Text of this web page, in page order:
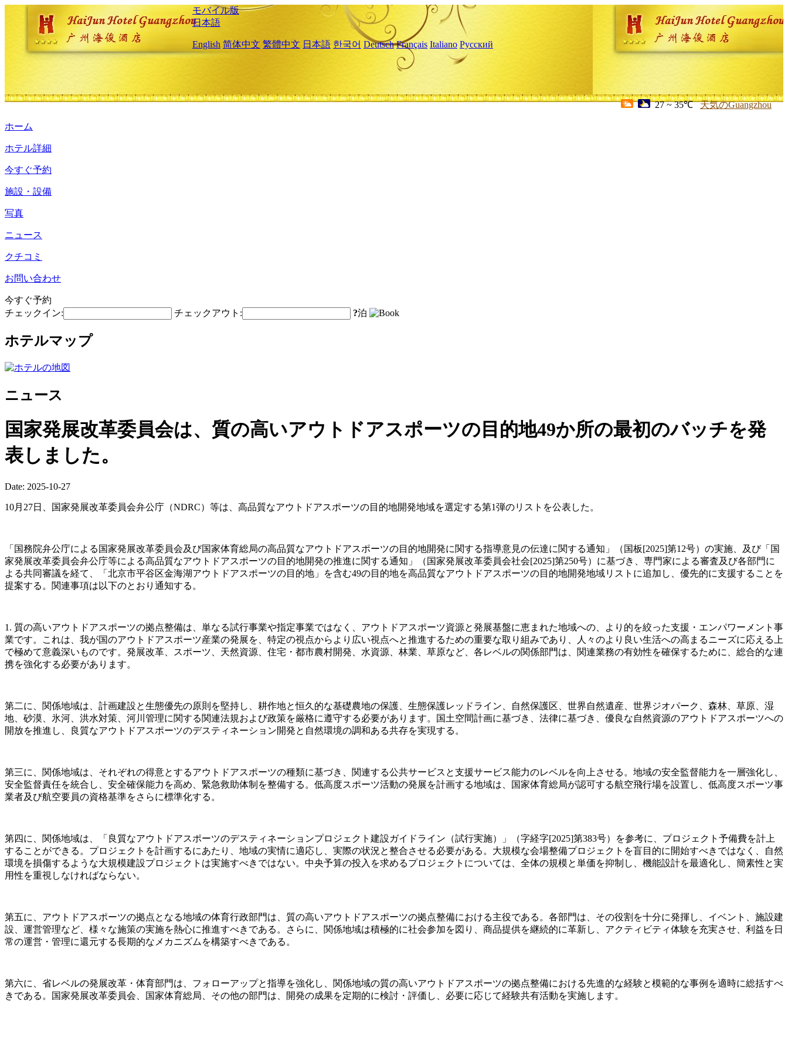
モバイル版
日本語
English 简体中文 繁體中文 日本語 한국어 Deutsch Français Italiano Русский
27 ~ 35℃ 天気のGuangzhou
ホーム
ホテル詳細
今すぐ予約
施設・設備
写真
ニュース
クチコミ
お問い合わせ
今すぐ予約
チェックイン:
チェックアウト: ?泊
ホテルマップ
ニュース
国家発展改革委員会は、質の高いアウトドアスポーツの目的地49か所の最初のバッチを発
表しました。
Date: 2025-10-27
10月27日、国家発展改革委員会弁公庁（NDRC）等は、高品質なアウトドアスポーツの目的地開発地域を選定する第1弾のリストを公表した。
「国務院弁公庁による国家発展改革委員会及び国家体育総局の高品質なアウトドアスポーツの目的地開発に関する指導意見の伝達に関する通知」（国板[2025]第12号）の実施、及び「国
家発展改革委員会弁公庁等による高品質なアウトドアスポーツの目的地開発の推進に関する通知」（国家発展改革委員会社会[2025]第250号）に基づき、専門家による審査及び各部門に
よる共同審議を経て、「北京市平谷区金海湖アウトドアスポーツの目的地」を含む49の目的地を高品質なアウトドアスポーツの目的地開発地域リストに追加し、優先的に支援することを
提案する。関連事項は以下のとおり通知する。
1. 質の高いアウトドアスポーツの拠点整備は、単なる試行事業や指定事業ではなく、アウトドアスポーツ資源と発展基盤に恵まれた地域への、より的を絞った支援・エンパワーメント事
業です。これは、我が国のアウトドアスポーツ産業の発展を、特定の視点からより広い視点へと推進するための重要な取り組みであり、人々のより良い生活への高まるニーズに応える上
で極めて意義深いものです。発展改革、スポーツ、天然資源、住宅・都市農村開発、水資源、林業、草原など、各レベルの関係部門は、関連業務の有効性を確保するために、総合的な連
携を強化する必要があります。
第二に、関係地域は、計画建設と生態優先の原則を堅持し、耕作地と恒久的な基礎農地の保護、生態保護レッドライン、自然保護区、世界自然遺産、世界ジオパーク、森林、草原、湿
地、砂漠、氷河、洪水対策、河川管理に関する関連法規および政策を厳格に遵守する必要があります。国土空間計画に基づき、法律に基づき、優良な自然資源のアウトドアスポーツへの
開放を推進し、良質なアウトドアスポーツのデスティネーション開発と自然環境の調和ある共存を実現する。
第三に、関係地域は、それぞれの得意とするアウトドアスポーツの種類に基づき、関連する公共サービスと支援サービス能力のレベルを向上させる。地域の安全監督能力を一層強化し、
安全監督責任を統合し、安全確保能力を高め、緊急救助体制を整備する。低高度スポーツ活動の発展を計画する地域は、国家体育総局が認可する航空飛行場を設置し、低高度スポーツ事
業者及び航空要員の資格基準をさらに標準化する。
第四に、関係地域は、「良質なアウトドアスポーツのデスティネーションプロジェクト建設ガイドライン（試行実施）」（字経字[2025]第383号）を参考に、プロジェクト予備費を計上
することができる。プロジェクトを計画するにあたり、地域の実情に適応し、実際の状況と整合させる必要がある。大規模な会場整備プロジェクトを盲目的に開始すべきではなく、自然
環境を損傷するような大規模建設プロジェクトは実施すべきではない。中央予算の投入を求めるプロジェクトについては、全体の規模と単価を抑制し、機能設計を最適化し、簡素性と実
用性を重視しなければならない。
第五に、アウトドアスポーツの拠点となる地域の体育行政部門は、質の高いアウトドアスポーツの拠点整備における主役である。各部門は、その役割を十分に発揮し、イベント、施設建
設、運営管理など、様々な施策の実施を熱心に推進すべきである。さらに、関係地域は積極的に社会参加を図り、商品提供を継続的に革新し、アクティビティ体験を充実させ、利益を日
常の運営・管理に還元する長期的なメカニズムを構築すべきである。
第六に、省レベルの発展改革・体育部門は、フォローアップと指導を強化し、関係地域の質の高いアウトドアスポーツの拠点整備における先進的な経験と模範的な事例を適時に総括すべ
きである。国家発展改革委員会、国家体育総局、その他の部門は、開発の成果を定期的に検討・評価し、必要に応じて経験共有活動を実施します。